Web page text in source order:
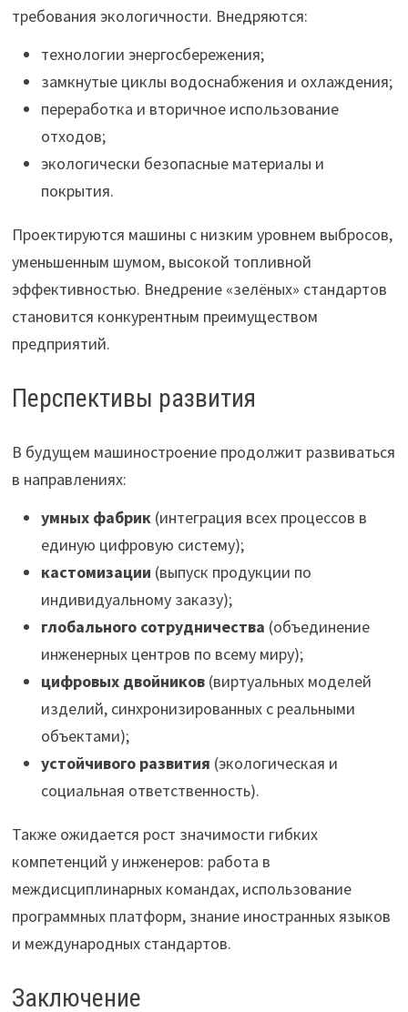
требования экологичности. Внедряются:
технологии энергосбережения;
замкнутые циклы водоснабжения и охлаждения;
переработка и вторичное использование
отходов;
экологически безопасные материалы и
покрытия.
Проектируются машины с низким уровнем выбросов,
уменьшенным шумом, высокой топливной
эффективностью. Внедрение «зелёных» стандартов
становится конкурентным преимуществом
предприятий.
Перспективы развития
В будущем машиностроение продолжит развиваться
в направлениях:
умных фабрик(интеграция всех процессов в
единую цифровую систему);
кастомизации (выпуск продукции по
индивидуальному заказу);
глобального сотрудничества (объединение
инженерных центров по всему миру);
цифровых двойников(виртуальных моделей
изделий, синхронизированных с реальными
объектами);
устойчивого развития (экологическая и
социальная ответственность).
Также ожидается рост значимости гибких
компетенций у инженеров: работа в
междисциплинарных командах, использование
программных платформ, знание иностранных языков
и международных стандартов.
Заключение